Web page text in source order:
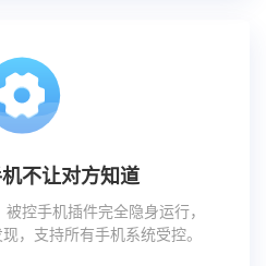
不让对方知道
控手机插件完全隐身运行，
，支持所有手机系统受控。